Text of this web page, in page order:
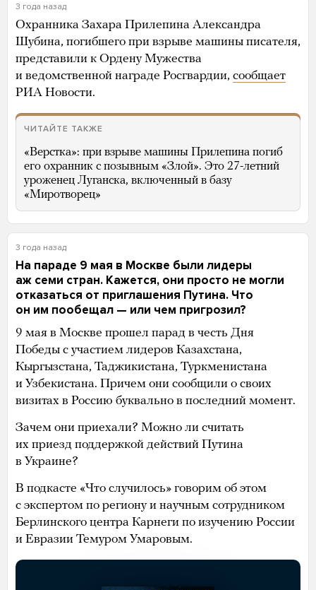
3 года назад
Охранника Захара Прилепина Александра
Шубина, погибшего при взрыве машины писателя,
представили к Ордену Мужества
и ведомственной награде Росгвардии, сообщает
РИА Новости.
ЧИТАЙТЕ ТАКЖЕ
«Верстка»: при взрыве машины Прилепина погиб
его охранник с позывным «Злой». Это 27-летний
уроженец Луганска, включенный в базу
«Миротворец»
3 года назад
На параде 9 мая в Москве были лидеры
аж семи стран. Кажется, они просто не могли
отказаться от приглашения Путина. Что
он им пообещал — или чем пригрозил?
9 мая в Москве прошел парад в честь Дня
Победы с участием лидеров Казахстана,
Кыргызстана, Таджикистана, Туркменистана
и Узбекистана. Причем они сообщили о своих
визитах в Россию буквально в последний момент.
Зачем они приехали? Можно ли считать
их приезд поддержкой действий Путина
в Украине?
В подкасте «Что случилось» говорим об этом
с экспертом по региону и научным сотрудником
Берлинского центра Карнеги по изучению России
и Евразии Темуром Умаровым.